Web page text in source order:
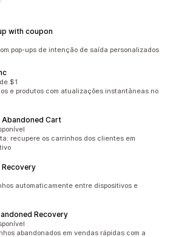
with coupon
pop-ups de intenção de saída personalizados
$1
e produtos com atualizações instantâneas no
Abandoned Cart
recupere os carrinhos dos clientes em
automaticamente entre dispositivos e
Recovery
abandonados em vendas rápidas com a